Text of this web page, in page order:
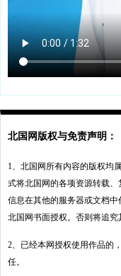
北国网版权与免责声明：
1、北国网所有内容的版权均
式将北国网的各项资源转载
信息在其他的服务器或文档
北国网书面授权。否则将追究
2、已经本网授权使用作品的
任。